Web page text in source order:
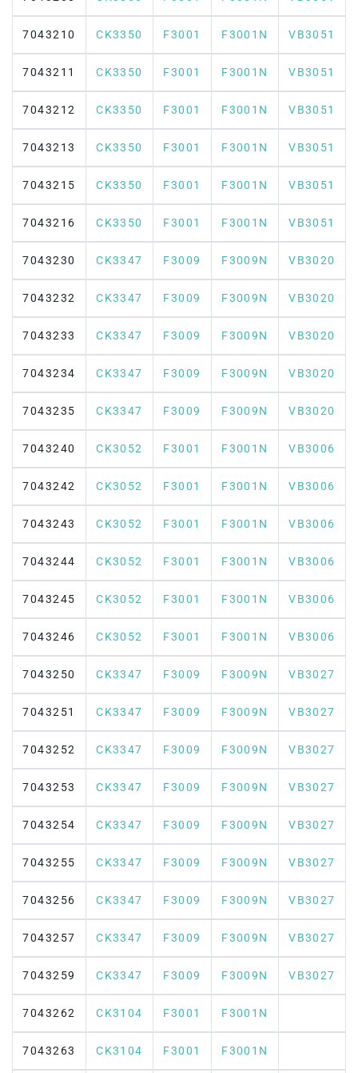
7043210 CK3350 F3001 F3001N VB3051
7043211 CK3350 F3001 F3001N VB3051
7043212 CK3350 F3001 F3001N VB3051
7043213 CK3350 F3001 F3001N VB3051
7043215 CK3350 F3001 F3001N VB3051
7043216 CK3350 F3001 F3001N VB3051
7043230 CK3347 F3009 F3009N VB3020
7043232 CK3347 F3009 F3009N VB3020
7043233 CK3347 F3009 F3009N VB3020
7043234 CK3347 F3009 F3009N VB3020
7043235 CK3347 F3009 F3009N VB3020
7043240 CK3052 F3001 F3001N VB3006
7043242 CK3052 F3001 F3001N VB3006
7043243 CK3052 F3001 F3001N VB3006
7043244 CK3052 F3001 F3001N VB3006
7043245 CK3052 F3001 F3001N VB3006
7043246 CK3052 F3001 F3001N VB3006
7043250 CK3347 F3009 F3009N VB3027
7043251 CK3347 F3009 F3009N VB3027
7043252 CK3347 F3009 F3009N VB3027
7043253 CK3347 F3009 F3009N VB3027
7043254 CK3347 F3009 F3009N VB3027
7043255 CK3347 F3009 F3009N VB3027
7043256 CK3347 F3009 F3009N VB3027
7043257 CK3347 F3009 F3009N VB3027
7043259 CK3347 F3009 F3009N VB3027
7043262 CK3104 F3001 F3001N
7043263 CK3104 F3001 F3001N